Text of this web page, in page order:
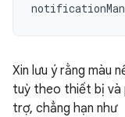
Xin lưu ý rằng màu
tuỳ theo thiết bị và
trợ, chẳng hạn như